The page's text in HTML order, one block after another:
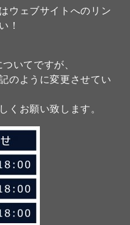
ウェブサイトへのリン
！
いてですが、
のように変更させてい
くお願い致します。